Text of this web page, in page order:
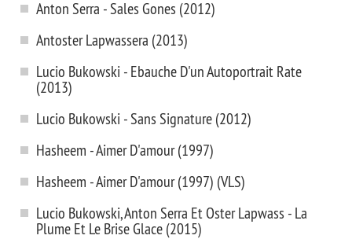
Anton Serra - Sales Gones (2012)
Antoster Lapwassera (2013)
Lucio Bukowski - Ebauche D'un Autoportrait Rate
(2013)
Lucio Bukowski - Sans Signature (2012)
Hasheem - Aimer D'amour (1997)
Hasheem - Aimer D'amour (1997) (VLS)
Lucio Bukowski, Anton Serra Et Oster Lapwass - La
Plume Et Le Brise Glace (2015)